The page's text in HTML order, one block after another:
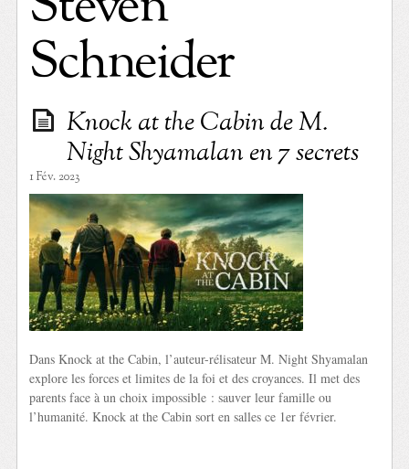
Schneider
Knock at the Cabin de M.
Night Shyamalan en 7 secrets
1 Fév. 2023
Dans Knock at the Cabin, l’auteur-rélisateur M. Night Shyamalan
explore les forces et limites de la foi et des croyances. Il met des
parents face à un choix impossible : sauver leur famille ou
l’humanité. Knock at the Cabin sort en salles ce 1er février.